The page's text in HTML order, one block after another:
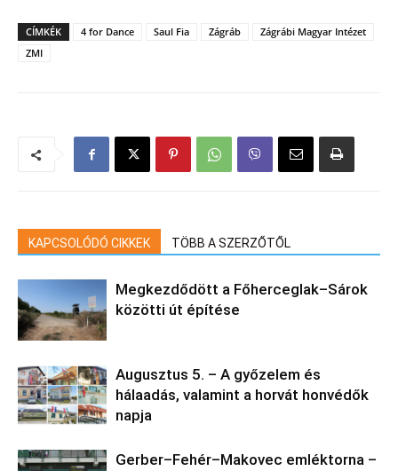
CÍMKÉK 4 for Dance Saul Fia Zágráb
Zágrábi Magyar Intézet
ZMI
KAPCSOLÓDÓ CIKKEK TÖBB A SZERZŐTŐL
Megkezdődött a Főherceglak–Sárok
közötti út építése
Augusztus 5. – A győzelem és
hálaadás, valamint a horvát honvédők
napja
Gerber–Fehér–Makovec emléktorna –